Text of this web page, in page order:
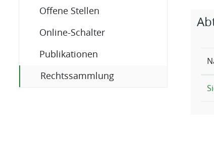
Offene Stellen
Online-Schalter
Publikationen
Rechtssammlung(ausgewählt)